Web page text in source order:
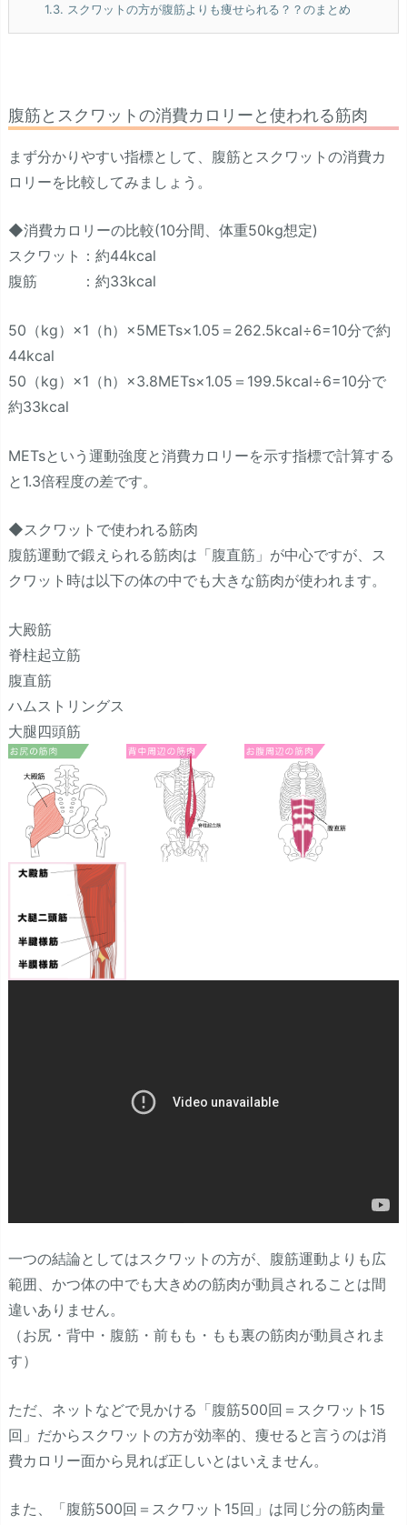
1.3. スクワットの方が腹筋よりも痩せられる？？のまとめ
腹筋とスクワットの消費カロリーと使われる筋肉
まず分かりやすい指標として、腹筋とスクワットの消費カ
ロリーを比較してみましょう。
◆消費カロリーの比較(10分間、体重50kg想定)
スクワット：約44kcal
腹筋 ：約33kcal
50（kg）×1（h）×5METs×1.05＝262.5kcal÷6=10分で約
44kcal
50（kg）×1（h）×3.8METs×1.05＝199.5kcal÷6=10分で
約33kcal
METsという運動強度と消費カロリーを示す指標で計算する
と1.3倍程度の差です。
◆スクワットで使われる筋肉
腹筋運動で鍛えられる筋肉は「腹直筋」が中心ですが、ス
クワット時は以下の体の中でも大きな筋肉が使われます。
大殿筋
脊柱起立筋
腹直筋
ハムストリングス
大腿四頭筋
一つの結論としてはスクワットの方が、腹筋運動よりも広
範囲、かつ体の中でも大きめの筋肉が動員されることは間
違いありません。
（お尻・背中・腹筋・前もも・もも裏の筋肉が動員されま
す）
ただ、ネットなどで見かける「腹筋500回＝スクワット15
回」だからスクワットの方が効率的、痩せると言うのは消
費カロリー面から見れば正しいとはいえません。
また、「腹筋500回＝スクワット15回」は同じ分の筋肉量